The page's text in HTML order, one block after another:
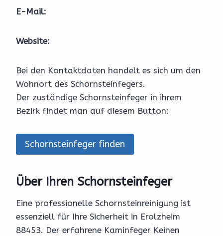
E-Mail:
Website:
Bei den Kontaktdaten handelt es sich um den
Wohnort des Schornsteinfegers.
Der zuständige Schornsteinfeger in ihrem
Bezirk findet man auf diesem Button:
Schornsteinfeger finden
Über Ihren Schornsteinfeger
Eine professionelle Schornsteinreinigung ist
essenziell für Ihre Sicherheit in Erolzheim
88453. Der erfahrene Kaminfeger Keinen